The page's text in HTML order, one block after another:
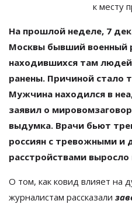
к месту
На прошлой неделе, 7
Москвы бывший военный
находившихся там
ранены. Причиной стало
Мужчина находился в
заявил о
выдумка. Врачи бьют
россиян с тревожными и
расстройствами выросло
О том, как ковид влияет на
журналистам рассказали